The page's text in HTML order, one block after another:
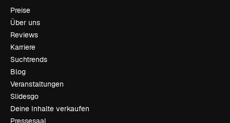
Preise
Über uns
Reviews
Karriere
Suchtrends
Blog
Veranstaltungen
Slidesgo
Deine Inhalte verkaufen
Pressesaal